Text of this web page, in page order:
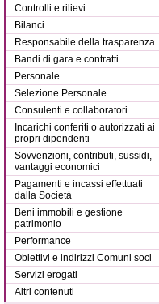
Controlli e rilievi
Bilanci
Responsabile della trasparenza
Bandi di gara e contratti
Personale
Selezione Personale
Consulenti e collaboratori
Incarichi conferiti o autorizzati ai
propri dipendenti
Sovvenzioni, contributi, sussidi,
vantaggi economici
Pagamenti e incassi effettuati
dalla Società
Beni immobili e gestione
patrimonio
Performance
Obiettivi e indirizzi Comuni soci
Servizi erogati
Altri contenuti